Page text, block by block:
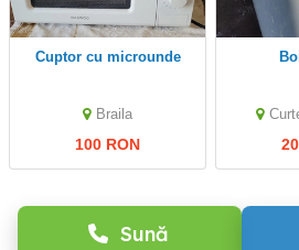
Sună
cuptor cu microunde
Braila
100 RON